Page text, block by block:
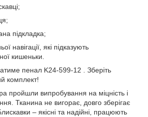
підкладка;
навігації, які підказують
кишеньки.
пенал K24-599-12 . Зберіть
комплект!
пройшли випробування на міцність і
Тканина не вигорає, довго зберігає
– якісні та надійні, працюють